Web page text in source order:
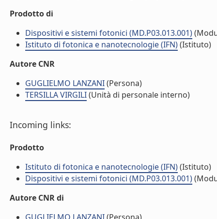
Prodotto di
Dispositivi e sistemi fotonici (MD.P03.013.001)
Istituto di fotonica e nanotecnologie (IFN)(Istituto)
Autore CNR
GUGLIELMO LANZANI(Persona)
TERSILLA VIRGILI(Unità di personale interno)
Incoming links:
Prodotto
Istituto di fotonica e nanotecnologie (IFN)(Istituto)
Dispositivi e sistemi fotonici (MD.P03.013.001)
Autore CNR di